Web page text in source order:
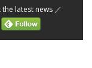
the latest news ／